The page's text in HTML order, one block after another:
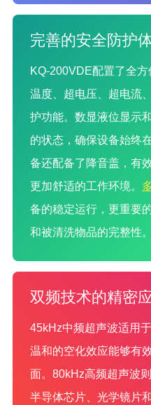
完善的安全防护
KQ-200VDE配置了全
温度、超电压、超电流
护功能。数显液位显示
的状态，确保设备始终
备还配备了降音盖，有
更加舒适的工作环境。
备的稳定运行，更重要
和被清洗物品的完整性。
双频技术的精密
45kHz中频超声波适用
温和的空化效应能够有
面。80kHz高频超声波
半导体芯片、光学镜片